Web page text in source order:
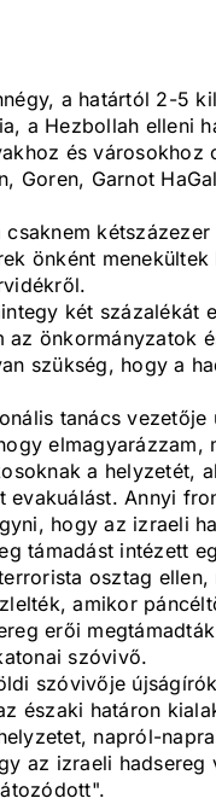
a határtól 2-5
a Hezbollah elleni
és városokhoz
Goren, Garnot
önként
két százalékát
önkormányzatok
szükség, hogy a
tanács
elmagyarázzam,
a helyzetét,
Annyi
hogy az izraeli
támadást intézett
osztag
amikor
erői
szóvivő.
szóvivője
északi határon
napról-
az izraeli